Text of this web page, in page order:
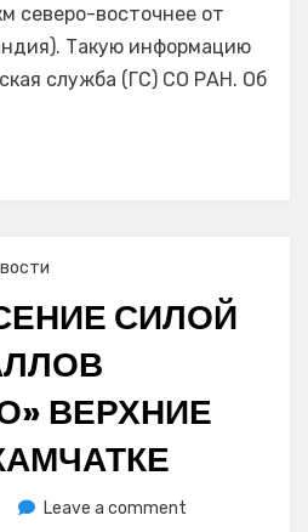
произошло
близ
Зеландии
северо-восточнее от
Такую информацию
служба (ГС) СО РАН. Об
СИЛОЙ
ВЕРХНИЕ
Leave a comment